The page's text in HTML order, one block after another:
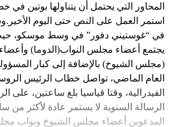
المحاور التي يحتمل أن يتناولها بوتين في
استمر العمل على النص حتى اليوم
في “غوستيني دفور” في وسط موسكو،
يجتمع أعضاء مجلس النواب(الدوما)
(مجلس الشيوخ) بالإضافة إلى كبار
العام الماضي، تواصل خطاب الرئيس
الفيدرالية، وقتا قياسيا بلغ ساعتين، على
الرسالة السنوية لا يستمر عادة لأكثر من
المدعوين أعضاء مجلس الشيوخ ونواب